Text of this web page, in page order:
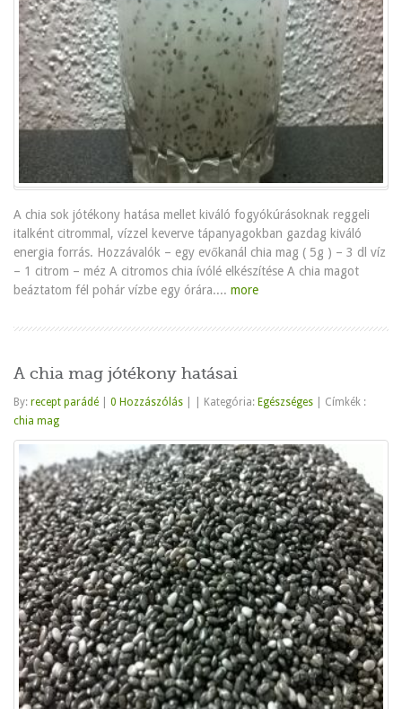
A chia sok jótékony hatása mellet kiváló fogyókúrásoknak reggeli
italként citrommal, vízzel keverve tápanyagokban gazdag kiváló
energia forrás. Hozzávalók – egy evőkanál chia mag ( 5g ) – 3 dl víz
– 1 citrom – méz A citromos chia ívólé elkészítése A chia magot
beáztatom fél pohár vízbe egy órára....more
A chia mag jótékony hatásai
By:recept parádé 0 Hozzászólás Kategória: Egészséges
Címkék :
chia mag